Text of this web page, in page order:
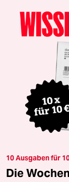
10 Ausgaben für
Die